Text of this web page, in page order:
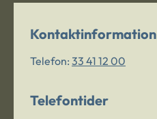
Kontaktinformation
Telefon: 33 41 12 00
Telefontider